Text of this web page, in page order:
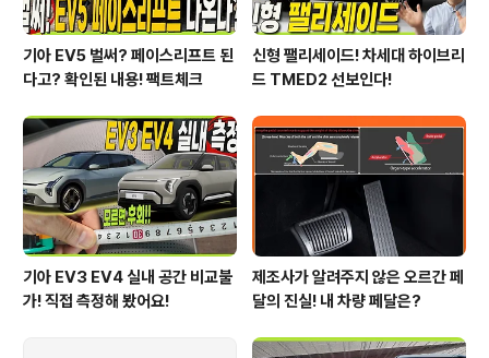
기아 EV5 벌써? 페이스리프트 된
다고? 확인된 내용! 팩트체크
신형 팰리세이드! 차세대 하이브리
드 TMED2 선보인다!
기아 EV3 EV4 실내 공간 비교불
가! 직접 측정해 봤어요!
제조사가 알려주지 않은 오르간 페
달의 진실! 내 차량 페달은?